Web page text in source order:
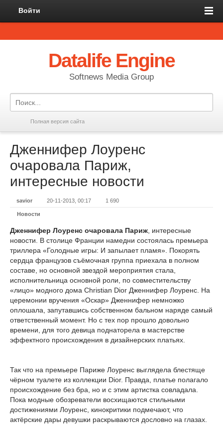
Войти
Datalife Engine
Softnews Media Group
Полная версия сайта
Дженнифер Лоуренс
очаровала Париж,
интересные новости
savior 20-11-2013, 00:17 1 690
Новости
Дженнифер Лоуренс очаровала Париж , интересные
новости. В столице Франции намедни состоялась премьера
триллера «Голодные игры: И запылает пламя». Покорять
сердца французов съёмочная группа приехала в полном
составе, но основной звездой мероприятия стала,
исполнительница основной роли, по совместительству
«лицо» модного дома Christian Dior Дженнифер Лоуренс. На
церемонии вручения «Оскар» Дженнифер немножко
оплошала, запутавшись собственном бальном наряде самый
ответственный момент. Но с тех пор прошло довольно
времени, для того девица поднаторела в мастерстве
эффектного происхождения в дизайнерских платьях.
Так что на премьере Париже Лоуренс выглядела блестяще
чёрном туалете из коллекции Dior. Правда, платье полагало
происхождение без бра, но и с этим артистка совладала.
Пока модные обозреватели восхищаются стильными
достижениями Лоуренс, кинокритики подмечают, что
актёрские дары девушки раскрываются дословно на глазах.